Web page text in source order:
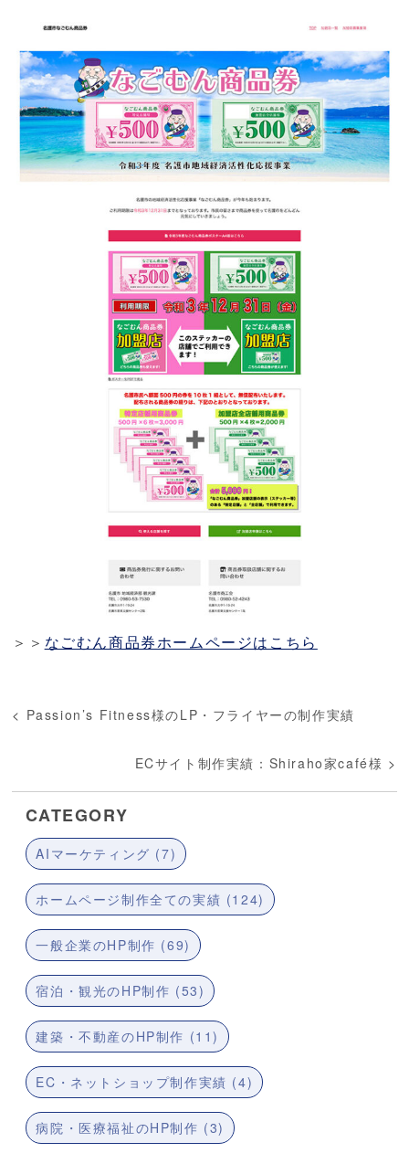
＞＞ なごむん商品券ホームページはこちら
< Passion’s Fitness様のLP・フライヤーの制作実績
ECサイト制作実績：Shiraho家café様 >
CATEGORY
AIマーケティング (7)
ホームページ制作全ての実績 (124)
一般企業のHP制作 (69)
宿泊・観光のHP制作 (53)
建築・不動産のHP制作 (11)
EC・ネットショップ制作実績 (4)
病院・医療福祉のHP制作 (3)